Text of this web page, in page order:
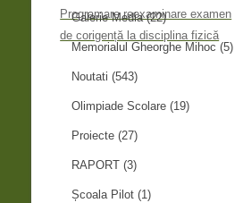
Programare reexaminare examen
de corigență la disciplina fizică
Galerie Media(22)
Memorialul Gheorghe Mihoc (5)
Noutati (543)
Olimpiade Scolare (19)
Proiecte (27)
RAPORT (3)
Școala Pilot (1)